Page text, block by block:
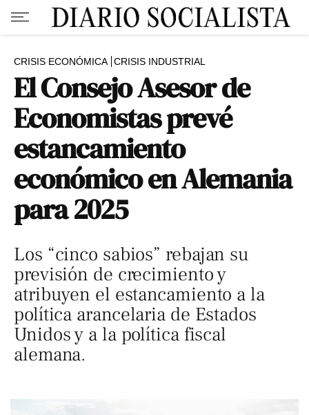
CRISIS ECONÓMICA CRISIS INDUSTRIAL
El Consejo Asesor de
Economistas prevé
estancamiento
económico en Alemania
para 2025
Los “cinco sabios” rebajan su
previsión de crecimiento y
atribuyen el estancamiento a la
política arancelaria de Estados
Unidos y a la política fiscal
alemana.